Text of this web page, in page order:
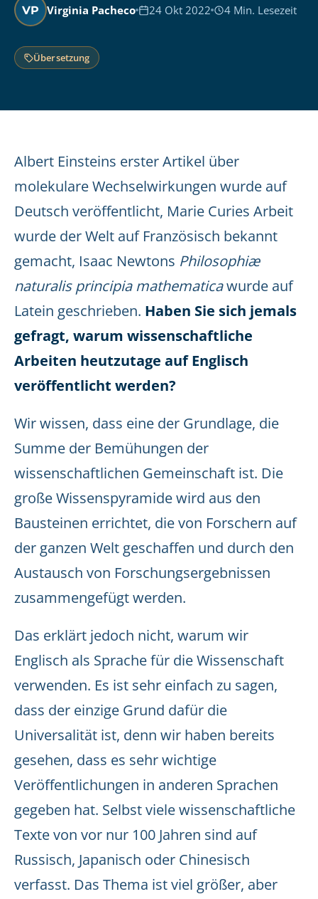
VP Virginia Pacheco 24 Okt 2022 4 Min. Lesezeit
Übersetzung
Albert Einsteins erster Artikel über
molekulare Wechselwirkungen wurde auf
Deutsch veröffentlicht, Marie Curies Arbeit
wurde der Welt auf Französisch bekannt
gemacht, Isaac Newtons Philosophiæ
naturalis principia mathematicawurde auf
Latein geschrieben. Haben Sie sich jemals
gefragt, warum wissenschaftliche
Arbeiten heutzutage auf Englisch
veröffentlicht werden?
Wir wissen, dass eine der Grundlage, die
Summe der Bemühungen der
wissenschaftlichen Gemeinschaft ist. Die
große Wissenspyramide wird aus den
Bausteinen errichtet, die von Forschern auf
der ganzen Welt geschaffen und durch den
Austausch von Forschungsergebnissen
zusammengefügt werden.
Das erklärt jedoch nicht, warum wir
Englisch als Sprache für die Wissenschaft
verwenden. Es ist sehr einfach zu sagen,
dass der einzige Grund dafür die
Universalität ist, denn wir haben bereits
gesehen, dass es sehr wichtige
Veröffentlichungen in anderen Sprachen
gegeben hat. Selbst viele wissenschaftliche
Texte von vor nur 100 Jahren sind auf
Russisch, Japanisch oder Chinesisch
verfasst. Das Thema ist viel größer, aber